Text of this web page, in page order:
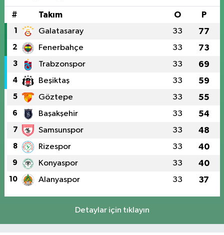
# Takım O P
1 Galatasaray 33 77
2 Fenerbahçe 33 73
3 Trabzonspor 33 69
4 Beşiktaş 33 59
5 Göztepe 33 55
6 Başakşehir 33 54
7 Samsunspor 33 48
8 Rizespor 33 40
9 Konyaspor 33 40
10 Alanyaspor 33 37
Detaylar için tıklayın